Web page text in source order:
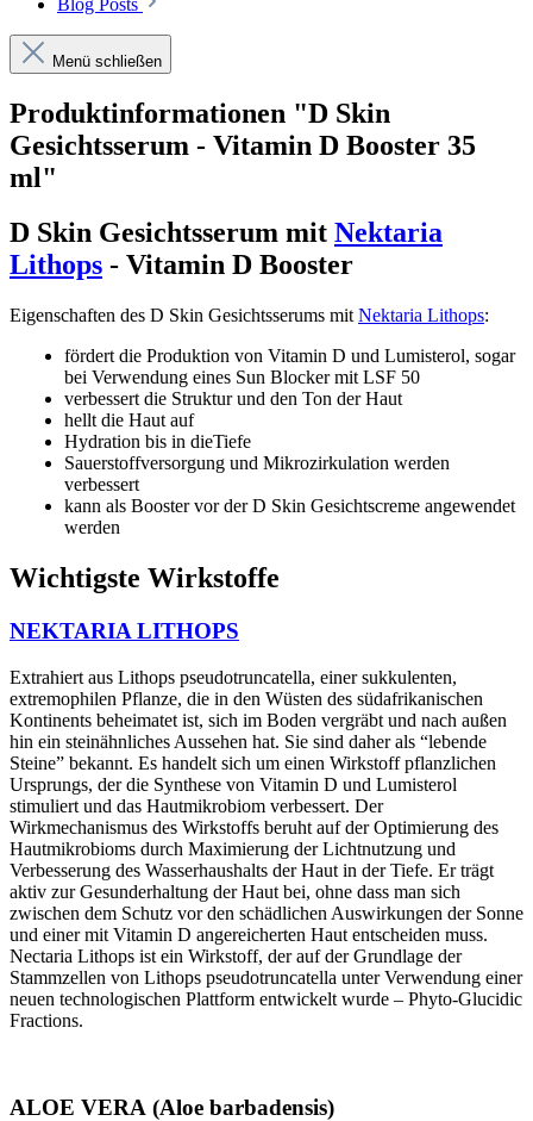
Menü schließen
Produktinformationen "D Skin
Gesichtsserum - Vitamin D Booster 35
ml"
D Skin Gesichtsserum mit Nektaria
Lithops - Vitamin D Booster
Eigenschaften des D Skin Gesichtsserums mit Nektaria Lithops:
fördert die Produktion von Vitamin D und Lumisterol, sogar
bei Verwendung eines Sun Blocker mit LSF 50
verbessert die Struktur und den Ton der Haut
hellt die Haut auf
Hydration bis in dieTiefe
Sauerstoffversorgung und Mikrozirkulation werden
verbessert
kann als Booster vor der D Skin Gesichtscreme angewendet
werden
Wichtigste Wirkstoffe
NEKTARIA LITHOPS
Extrahiert aus Lithops pseudotruncatella, einer sukkulenten,
extremophilen Pflanze, die in den Wüsten des südafrikanischen
Kontinents beheimatet ist, sich im Boden vergräbt und nach außen
hin ein steinähnliches Aussehen hat. Sie sind daher als “lebende
Steine” bekannt. Es handelt sich um einen Wirkstoff pflanzlichen
Ursprungs, der die Synthese von Vitamin D und Lumisterol
stimuliert und das Hautmikrobiom verbessert. Der
Wirkmechanismus des Wirkstoffs beruht auf der Optimierung des
Hautmikrobioms durch Maximierung der Lichtnutzung und
Verbesserung des Wasserhaushalts der Haut in der Tiefe. Er trägt
aktiv zur Gesunderhaltung der Haut bei, ohne dass man sich
zwischen dem Schutz vor den schädlichen Auswirkungen der Sonne
und einer mit Vitamin D angereicherten Haut entscheiden muss.
Nectaria Lithops ist ein Wirkstoff, der auf der Grundlage der
Stammzellen von Lithops pseudotruncatella unter Verwendung einer
neuen technologischen Plattform entwickelt wurde – Phyto-Glucidic
Fractions.
ALOE VERA (Aloe barbadensis)